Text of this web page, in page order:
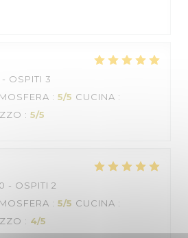
OSPITI 3
: 5/5 CUCINA :
: 5/5
- OSPITI 2
: 5/5 CUCINA :
: 4/5